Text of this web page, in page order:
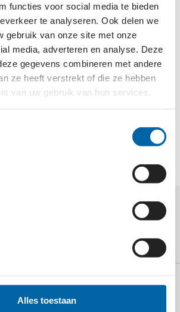
functies voor social media te bieden
te analyseren. Ook delen we
gebruik van onze site met onze
media, adverteren en analyse. Deze
gegevens combineren met andere
ze heeft verstrekt of die ze hebben
van uw gebruik van hun services.
Alles toestaan
projecten van het Hillcrest
Aids Centre Trust en de aan
in KwaZulu-Natal, Zuid
zorgen ervoor, dat
met HIV/Aids en/of mensen
besmet zijn met het virus,
zorg, preventie, behandeling,
in de ruimste zin van het